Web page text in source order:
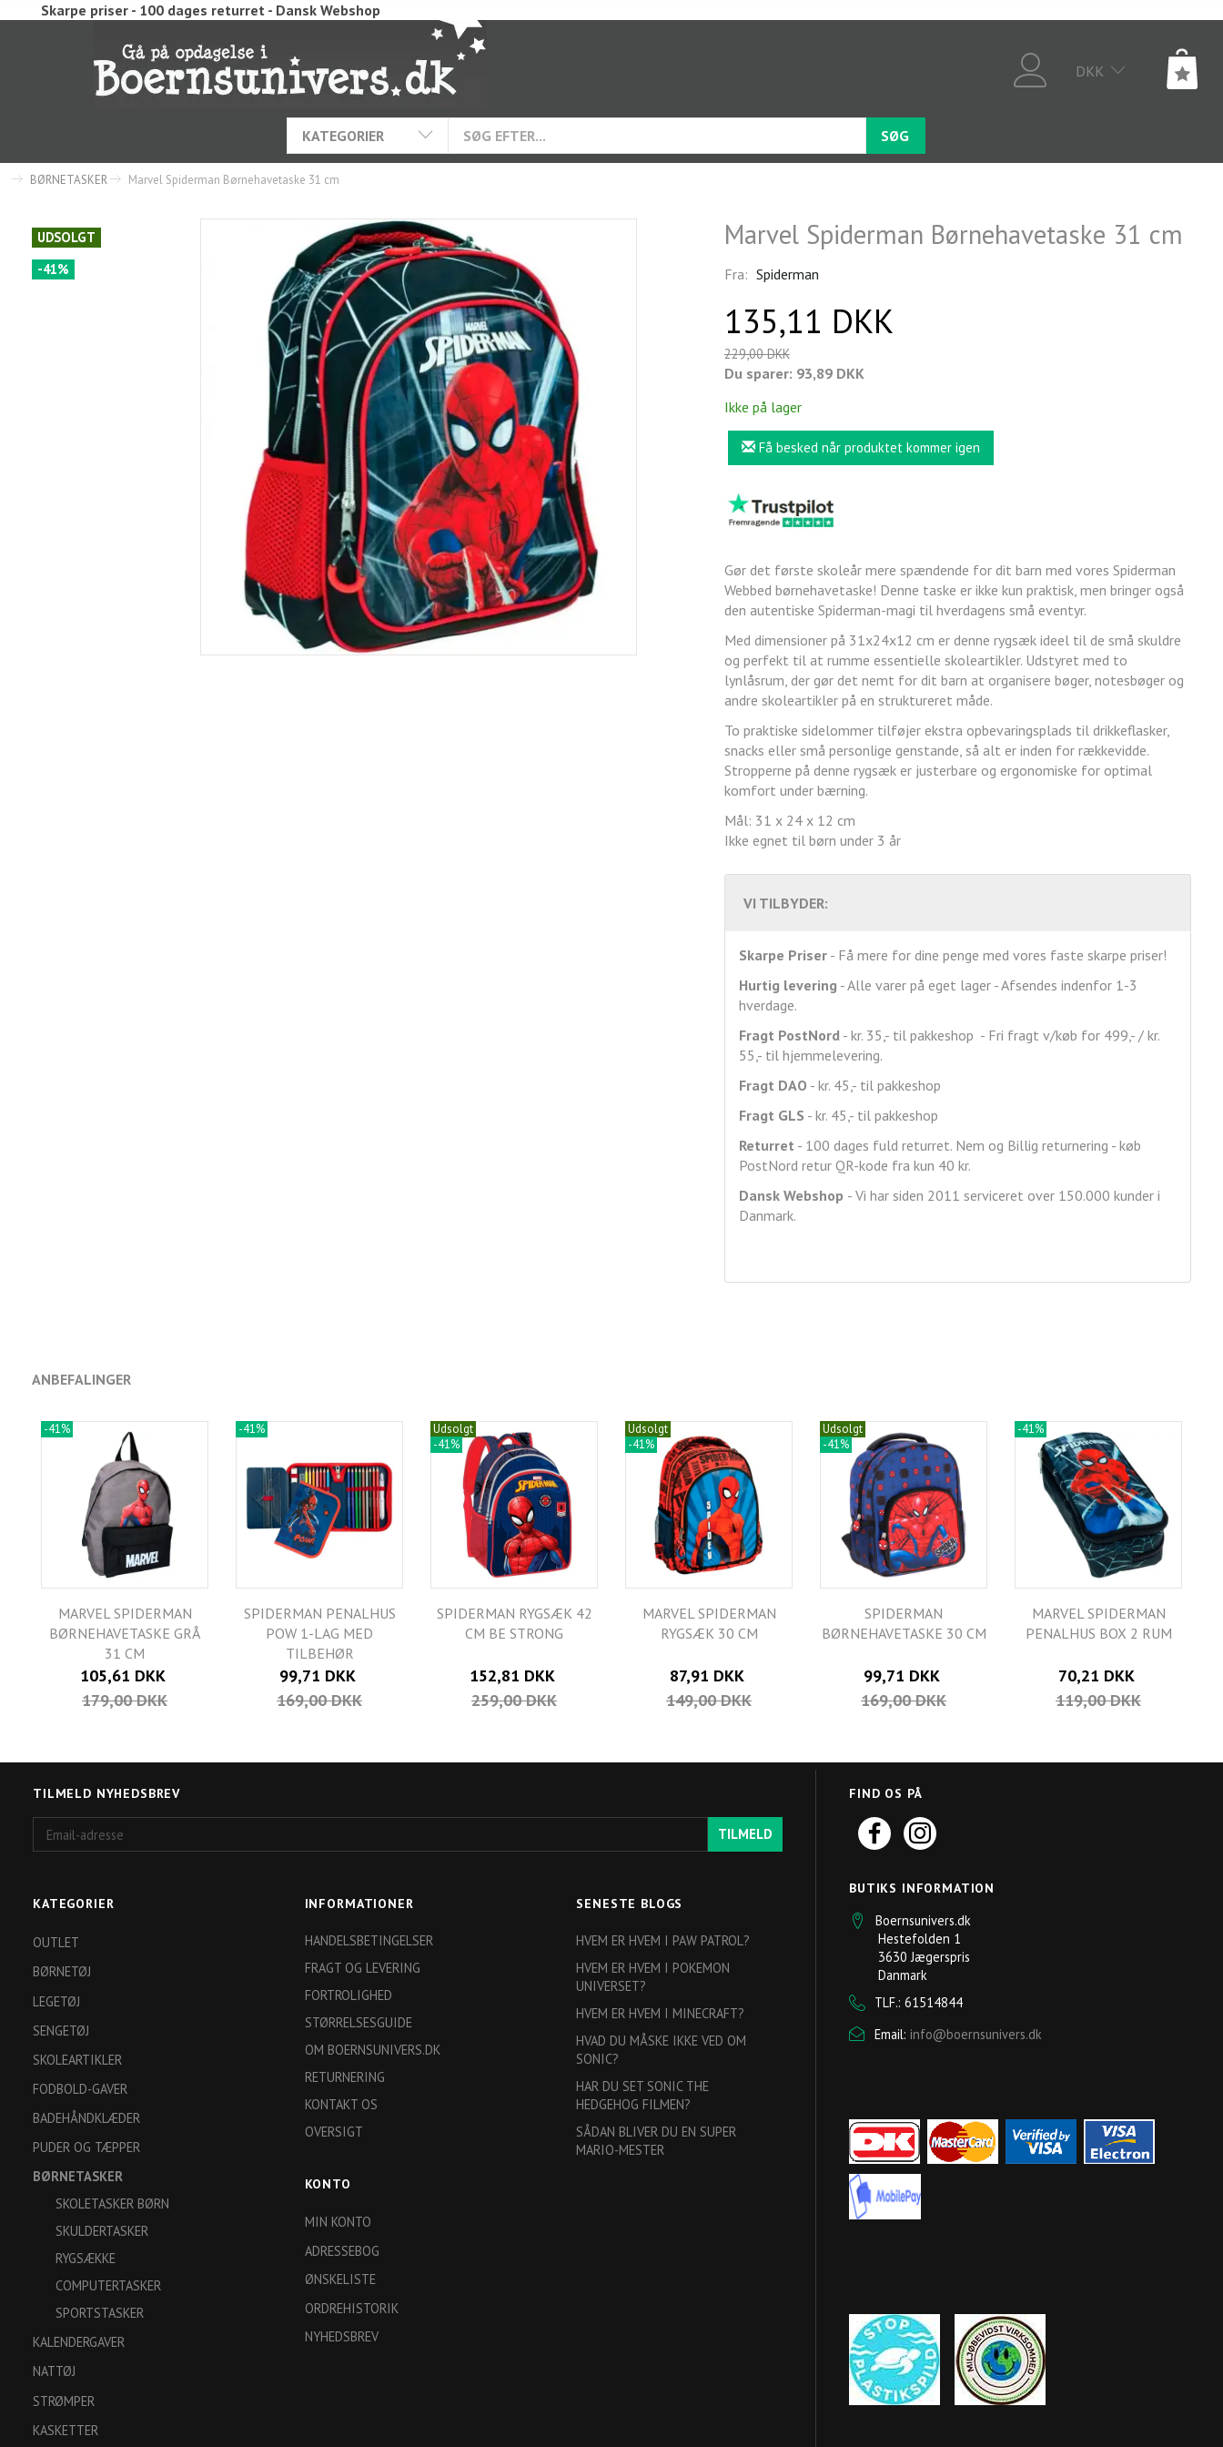
Skarpe priser - 100 dages returret - Dansk Webshop
DKK
KATEGORIER SØG
BØRNETASKER Marvel Spiderman Børnehavetaske 31 cm
UDSOLGT
-41%
Marvel Spiderman Børnehavetaske 31 cm
Fra: Spiderman
135,11 DKK
229,00 DKK
Du sparer: 93,89 DKK
Ikke på lager
Få besked når produktet kommer igen
Gør det første skoleår mere spændende for dit barn med vores Spiderman
Webbed børnehavetaske! Denne taske er ikke kun praktisk, men bringer også
den autentiske Spiderman-magi til hverdagens små eventyr.
Med dimensioner på 31x24x12 cm er denne rygsæk ideel til de små skuldre
og perfekt til at rumme essentielle skoleartikler. Udstyret med to
lynlåsrum, der gør det nemt for dit barn at organisere bøger, notesbøger og
andre skoleartikler på en struktureret måde.
To praktiske sidelommer tilføjer ekstra opbevaringsplads til drikkeflasker,
snacks eller små personlige genstande, så alt er inden for rækkevidde.
Stropperne på denne rygsæk er justerbare og ergonomiske for optimal
komfort under bærning.
Mål: 31 x 24 x 12 cm
Ikke egnet til børn under 3 år
VI TILBYDER:
Skarpe Priser- Få mere for dine penge med vores faste skarpe priser!
Hurtig levering - Alle varer på eget lager - Afsendes indenfor 1-3
hverdage.
Fragt PostNord- kr. 35,- til pakkeshop - Fri fragt v/køb for 499,- / kr.
55,- til hjemmelevering.
Fragt DAO - kr. 45,- til pakkeshop
Fragt GLS - kr. 45,- til pakkeshop
Returret - 100 dages fuld returret. Nem og Billig returnering - køb
PostNord retur QR-kode fra kun 40 kr.
Dansk Webshop - Vi har siden 2011 serviceret over 150.000 kunder i
Danmark.
ANBEFALINGER
-41%
MARVEL SPIDERMAN
BØRNEHAVETASKE GRÅ
31 CM
105,61 DKK
179,00 DKK
-41%
SPIDERMAN PENALHUS
POW 1-LAG MED
TILBEHØR
99,71 DKK
169,00 DKK
Udsolgt
-41%
SPIDERMAN RYGSÆK 42
CM BE STRONG
152,81 DKK
259,00 DKK
Udsolgt
-41%
MARVEL SPIDERMAN
RYGSÆK 30 CM
87,91 DKK
149,00 DKK
Udsolgt
-41%
SPIDERMAN
BØRNEHAVETASKE 30 CM
99,71 DKK
169,00 DKK
-41%
MARVEL SPIDERMAN
PENALHUS BOX 2 RUM
70,21 DKK
119,00 DKK
TILMELD NYHEDSBREV
adresse
TILMELD
KATEGORIER
OUTLET
BØRNETØJ
LEGETØJ
SENGETØJ
SKOLEARTIKLER
FODBOLD-GAVER
BADEHÅNDKLÆDER
PUDER OG TÆPPER
BØRNETASKER
SKOLETASKER BØRN
SKULDERTASKER
RYGSÆKKE
COMPUTERTASKER
SPORTSTASKER
KALENDERGAVER
NATTØJ
STRØMPER
KASKETTER
INFORMATIONER
HANDELSBETINGELSER
FRAGT OG LEVERING
FORTROLIGHED
STØRRELSESGUIDE
OM BOERNSUNIVERS.DK
RETURNERING
KONTAKT OS
OVERSIGT
KONTO
MIN KONTO
ADRESSEBOG
ØNSKELISTE
ORDREHISTORIK
NYHEDSBREV
SENESTE BLOGS
HVEM ER HVEM I PAW PATROL?
HVEM ER HVEM I POKEMON
UNIVERSET?
HVEM ER HVEM I MINECRAFT?
HVAD DU MÅSKE IKKE VED OM
SONIC?
HAR DU SET SONIC THE
HEDGEHOG FILMEN?
SÅDAN BLIVER DU EN SUPER
MARIO-MESTER
FIND OS PÅ
BUTIKS INFORMATION
Boernsunivers.dk
Hestefolden 1
3630 Jægerspris
Danmark
TLF.: 61514844
Email: info@boernsunivers.dk